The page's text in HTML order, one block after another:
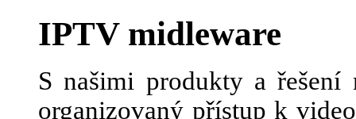
IPTV midleware
S našimi produkty a řešení
organizovaný přístup k